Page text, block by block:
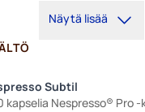
Näytä lisää
Subtil
kapselia Nespresso® Pro -